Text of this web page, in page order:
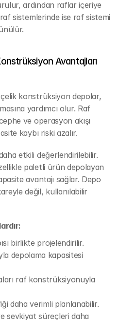
ardından raflar içeriye
sistemlerinde ise raf sistemi
Avantajları
konstrüksiyon depolar,
yardımcı olur. Raf
ve operasyon akışı
kaybı riski azalır.
etkili değerlendirilebilir.
paletli ürün depolayan
avantajı sağlar. Depo
değil, kullanılabilir
birlikte projelendirilir.
depolama kapasitesi
raf konstrüksiyonuyla
daha verimli planlanabilir.
sevkiyat süreçleri daha